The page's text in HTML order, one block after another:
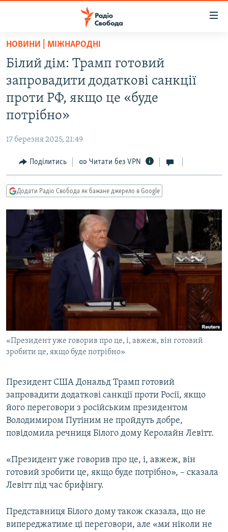
Перейти
основного
матеріалу
Перейти
до
основної
Перейти
пошуку
ВСЕ ЗА ДОБУ
СТАТТІ
ПОЛІТИКА
СУСПІЛЬСТВО
КУЛЬТУРА
СПОРТ
СВІТ
ДОНБАС.РЕАЛІЇ
КРИМ.РЕАЛІЇ
ТИ ЯК?
КИТАЙ.ВИКЛИКИ
МУЛЬТИМЕДІА
ФОТО
СПЕЦПРОЄКТИ
РУС
УКР
ДОЛУЧАЙСЯ!
Усі сайти RFE/RL
НОВИНИ | МІЖНАРОДНІ
Білий дім: Трамп готовий
запровадити додаткові санкції
проти РФ, якщо це «буде
потрібно»
17 березня 2025, 21:49
Поділитись Читати без VPN
Додати Радіо Свобода як бажане джерело в Google
«Президент уже говорив про це, і, авжеж, він готовий
зробити це, якщо буде потрібно»
Президент США Дональд Трамп готовий
запровадити додаткові санкції проти Росії, якщо
його переговори з російським президентом
Володимиром Путіним не пройдуть добре,
повідомила речниця Білого дому Керолайн Левітт.
«Президент уже говорив про це, і, авжеж, він
готовий зробити це, якщо буде потрібно», – сказала
Левітт під час брифінгу.
Представниця Білого дому також сказала, що не
випереджатиме ці переговори, але «ми ніколи не